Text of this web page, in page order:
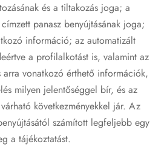
és a tiltakozás joga; a
panasz benyújtásának joga;
információ; az automatizált
a profilalkotást is, valamint az
vonatkozó érthető információk,
milyen jelentőséggel bír, és az
következményekkel jár. Az
számított legfeljebb egy
a tájékoztatást.